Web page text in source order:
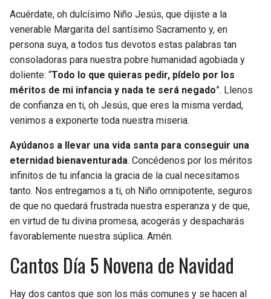
Acuérdate, oh dulcísimo Niño Jesús, que dijiste a la
venerable Margarita del santísimo Sacramento y, en
persona suya, a todos tus devotos estas palabras tan
consoladoras para nuestra pobre humanidad agobiada y
doliente: “Todo lo que quieras pedir, pídelo por los
méritos de mi infancia y nada te será negado”. Llenos
de confianza en ti, oh Jesús, que eres la misma verdad,
venimos a exponerte toda nuestra miseria.
Ayúdanos a llevar una vida santa para conseguir una
eternidad bienaventurada. Concédenos por los méritos
infinitos de tu infancia la gracia de la cual necesitamos
tanto. Nos entregamos a ti, oh Niño omnipotente, seguros
de que no quedará frustrada nuestra esperanza y de que,
en virtud de tu divina promesa, acogerás y despacharás
favorablemente nuestra súplica. Amén.
Cantos Día 5 Novena de Navidad
Hay dos cantos que son los más comunes y se hacen al